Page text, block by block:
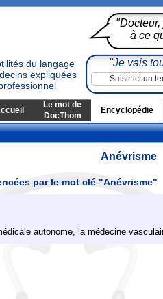
du langage
expliquées
à ce
"Je vais
Le mot de
DocThom
Encyclopédie
Anévrisme
par le mot clé "Anévrisme"
autonome, la médecine